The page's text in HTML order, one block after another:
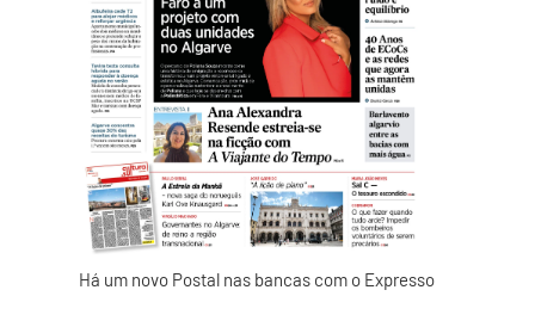
Há um novo Postal nas bancas com o Expresso